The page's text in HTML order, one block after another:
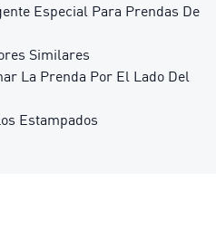
Especial Para Prendas De
Similares
La Prenda Por El Lado Del
Estampados